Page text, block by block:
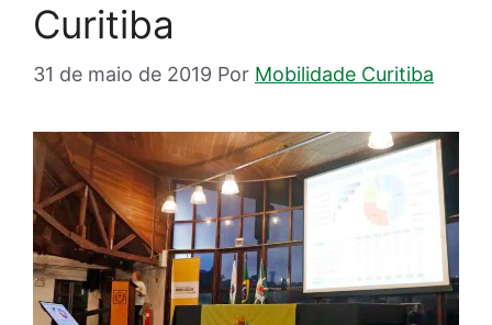
Curitiba
31 de maio de 2019 Por Mobilidade Curitiba